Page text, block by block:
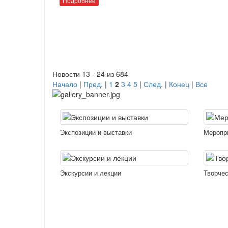
Новости 13 - 24 из 684
Начало | Пред. | 1 2 3 4 5 | След. | Конец | Все
Экспозиции и выставки
Экскурсии и лекции